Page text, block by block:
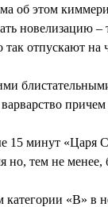
об этом
новелизацию
отпускают на
15 минут «Царя
тем не менее,
«В» в